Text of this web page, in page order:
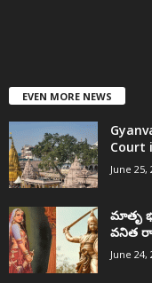
EVEN MORE NEWS
Court
June 25,
మాతృ
వనిత
June 24,